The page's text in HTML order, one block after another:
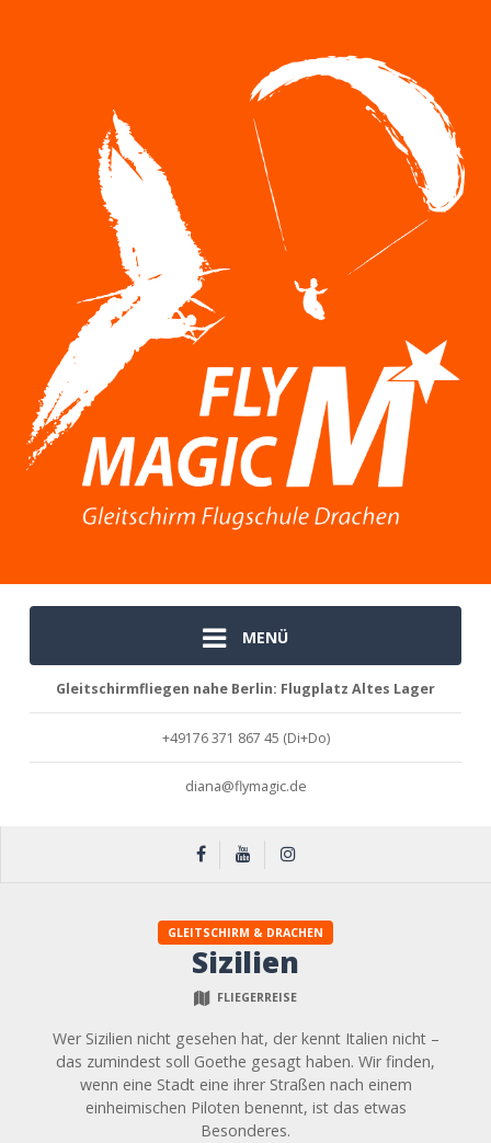
MENÜ
Gleitschirmfliegen nahe Berlin: Flugplatz Altes Lager
+49176 371 867 45 (Di+Do)
diana@flymagic.de
Sizilien
GLEITSCHIRM & DRACHEN
Sizilien
FLIEGERREISE
Wer Sizilien nicht gesehen hat, der kennt Italien nicht –
das zumindest soll Goethe gesagt haben. Wir finden,
wenn eine Stadt eine ihrer Straßen nach einem
einheimischen Piloten benennt, ist das etwas
Besonderes.